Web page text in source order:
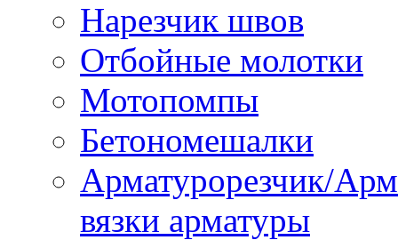
Нарезчик швов
Отбойные молотки
Мотопомпы
Бетономешалки
Арматурорезчик/
вязки арматуры